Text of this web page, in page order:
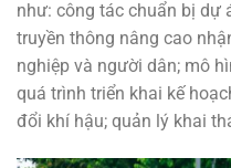
như: công tác chuẩn bị dự
truyền thông nâng cao
nghiệp và người dân; mô
quá trình triển khai kế
đổi khí hậu; quản lý khai